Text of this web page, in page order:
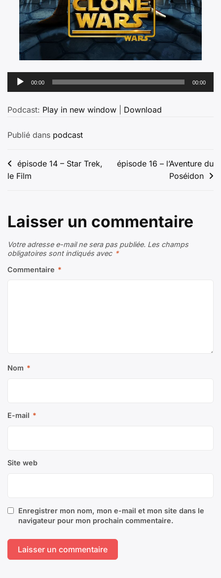
Lecteur
audio
00:00 00:00
Podcast: Play in new window Download
Publié dans podcast
Navigation
de
épisode 14 – Star Trek,
le Film
épisode 16 – l’Aventure du
Poséidon
Laisser un commentaire
Votre adresse e-mail ne sera pas publiée. Les champs
obligatoires sont indiqués avec *
Commentaire *
Nom *
E-mail *
Site web
Enregistrer mon nom, mon e-mail et mon site dans le
navigateur pour mon prochain commentaire.